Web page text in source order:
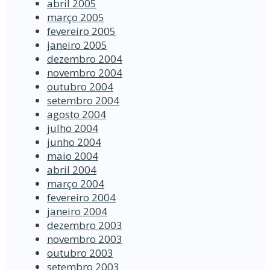
abril 2005
março 2005
fevereiro 2005
janeiro 2005
dezembro 2004
novembro 2004
outubro 2004
setembro 2004
agosto 2004
julho 2004
junho 2004
maio 2004
abril 2004
março 2004
fevereiro 2004
janeiro 2004
dezembro 2003
novembro 2003
outubro 2003
setembro 2003